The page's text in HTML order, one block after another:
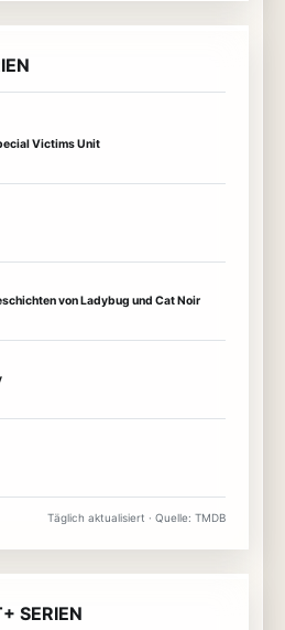
Victims Unit
von Ladybug und Cat Noir
Täglich aktualisiert · Quelle: TMDB
SERIEN